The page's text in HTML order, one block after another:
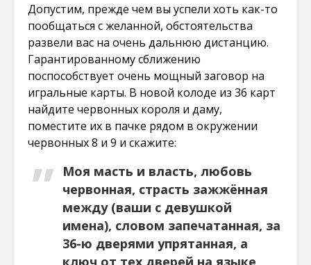
Допустим, прежде чем вы успели хоть как-то
пообщаться с желанной, обстоятельства
развели вас на очень дальнюю дистанцию.
Гарантированному сближению
поспособствует очень мощный заговор на
игральные карты. В новой колоде из 36 карт
найдите червонных короля и даму,
поместите их в пачке рядом в окружении
червонных 8 и 9 и скажите:
Моя масть и власть, любовь
червонная, страсть зажжённая
между (ваши с девушкой
имена), словом запечатанная, за
36-ю дверями упрятанная, а
ключ от тех дверей на языке